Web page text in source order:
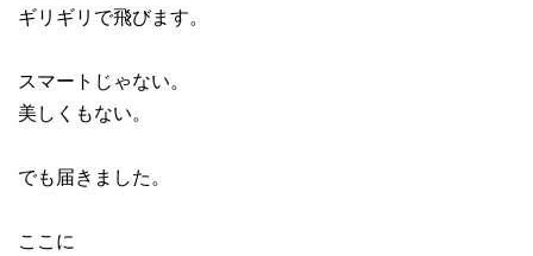
ギリギリで飛びます。
スマートじゃない。
美しくもない。
でも届きました。
ここに